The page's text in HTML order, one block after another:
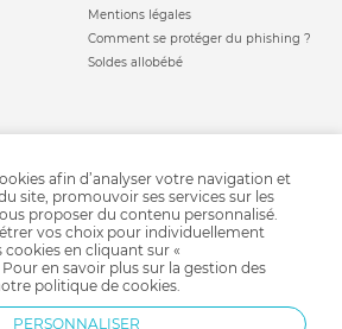
Mentions légales
Comment se protéger du phishing ?
Soldes allobébé
Infos conseils
Jeux concours
Valise de maternité
Parrainage
Paiement sécurisé
afin d’analyser votre navigation et
site, promouvoir ses services sur les
proposer du contenu personnalisé.
vos choix pour individuellement
en cliquant sur «
Pour en savoir plus sur la gestion des
politique de cookies.
PERSONNALISER